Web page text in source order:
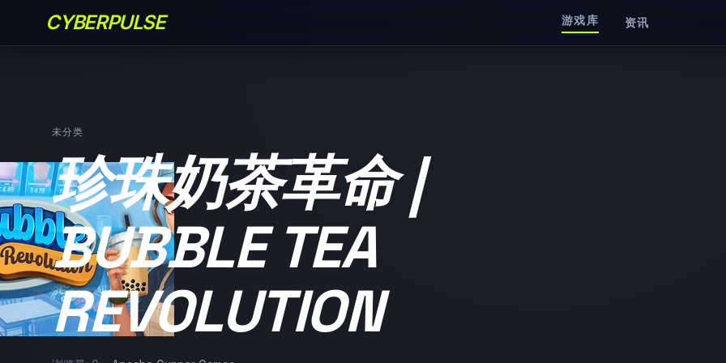
CYBERPULSE 游戏库 资讯
未分类
珍珠奶茶革命 |
BUBBLE TEA
REVOLUTION